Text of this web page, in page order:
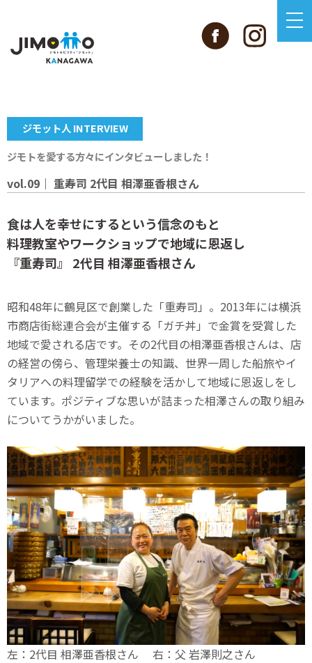
ジモット人 INTERVIEW
ジモトを愛する方々にインタビューしました！
vol.09｜ 重寿司 2代目 相澤亜香根さん
食は人を幸せにするという信念のもと
料理教室やワークショップで地域に恩返し
『重寿司』 2代目 相澤亜香根さん
昭和48年に鶴見区で創業した「重寿司」。2013年には横浜
市商店街総連合会が主催する「ガチ丼」で金賞を受賞した
地域で愛される店です。その2代目の相澤亜香根さんは、店
の経営の傍ら、管理栄養士の知識、世界一周した船旅やイ
タリアへの料理留学での経験を活かして地域に恩返しをし
ています。ポジティブな思いが詰まった相澤さんの取り組み
についてうかがいました。
左：2代目 相澤亜香根さん 右：父 岩澤則之さん